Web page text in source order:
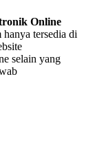
Online
tersedia di
selain yang